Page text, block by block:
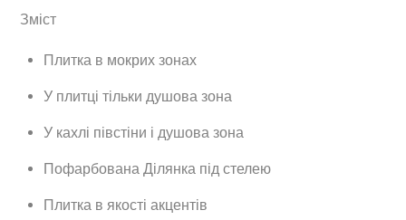
Зміст
Плитка в мокрих зонах
У плитці тільки душова зона
У кахлі півстіни і душова зона
Пофарбована Ділянка під стелею
Плитка в якості акцентів